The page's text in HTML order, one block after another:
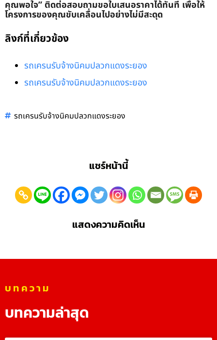
คุณพอใจ” ติดต่อสอบถามขอใบเสนอราคาได้ทันที เพื่อให้
โครงการของคุณขับเคลื่อนไปอย่างไม่มีสะดุด
ลิงก์ที่เกี่ยวข้อง
รถเครนรับจ้างนิคมปลวกแดงระยอง
รถเครนรับจ้างนิคมปลวกแดงระยอง
รถเครนรับจ้างนิคมปลวกแดงระยอง
แชร์หน้านี้
แสดงความคิดเห็น
บทความ
บทความล่าสุด